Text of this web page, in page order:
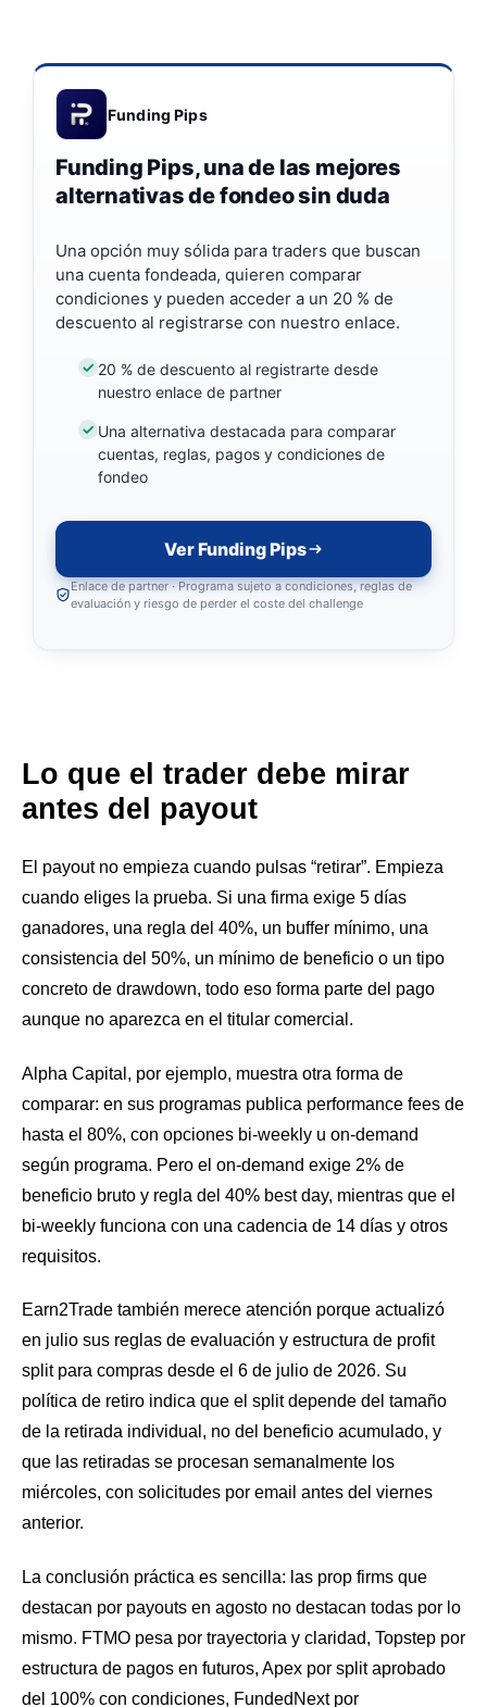
Funding Pips
Funding Pips, una de las mejores
alternativas de fondeo sin duda
Una opción muy sólida para traders que buscan
una cuenta fondeada, quieren comparar
condiciones y pueden acceder a un 20 % de
descuento al registrarse con nuestro enlace.
20 % de descuento al registrarte desde
nuestro enlace de partner
Una alternativa destacada para comparar
cuentas, reglas, pagos y condiciones de
fondeo
Ver Funding Pips
Enlace de partner · Programa sujeto a condiciones, reglas de
evaluación y riesgo de perder el coste del challenge
Lo que el trader debe mirar
antes del payout
El payout no empieza cuando pulsas “retirar”. Empieza
cuando eliges la prueba. Si una firma exige 5 días
ganadores, una regla del 40%, un buffer mínimo, una
consistencia del 50%, un mínimo de beneficio o un tipo
concreto de drawdown, todo eso forma parte del pago
aunque no aparezca en el titular comercial.
Alpha Capital, por ejemplo, muestra otra forma de
comparar: en sus programas publica performance fees de
hasta el 80%, con opciones bi-weekly u on-demand
según programa. Pero el on-demand exige 2% de
beneficio bruto y regla del 40% best day, mientras que el
bi-weekly funciona con una cadencia de 14 días y otros
requisitos.
Earn2Trade también merece atención porque actualizó
en julio sus reglas de evaluación y estructura de profit
split para compras desde el 6 de julio de 2026. Su
política de retiro indica que el split depende del tamaño
de la retirada individual, no del beneficio acumulado, y
que las retiradas se procesan semanalmente los
miércoles, con solicitudes por email antes del viernes
anterior.
La conclusión práctica es sencilla: las prop firms que
destacan por payouts en agosto no destacan todas por lo
mismo. FTMO pesa por trayectoria y claridad, Topstep por
estructura de pagos en futuros, Apex por split aprobado
del 100% con condiciones, FundedNext por